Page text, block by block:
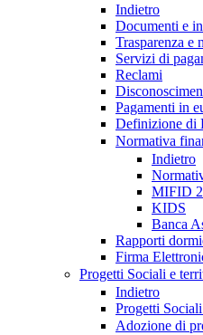
Indietro
Documenti e
Trasparenza e
Servizi di
Reclami
Pagamenti in
Definizione di
Normativa
Indietro
MIFID 2
KIDS
Banca
Rapporti
Firma
Progetti Sociali e
Indietro
Progetti
Adozione di